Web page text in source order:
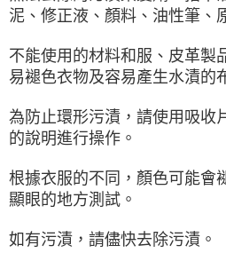
泥、修正液、顏料、油性筆、
不能使用的材料和服、皮革製
易褪色衣物及容易產生水漬的
為防止環形污漬，請使用吸收
的說明進行操作。
根據衣服的不同，顏色可能會
顯眼的地方測試。
如有污漬，請儘快去除污漬。